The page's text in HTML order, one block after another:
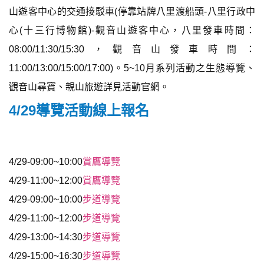
山遊客中心的交通接駁車(停靠站牌八里渡船頭-八里行政中
心(十三行博物館)-觀音山遊客中心，八里發車時間：
08:00/11:30/15:30，觀音山發車時間：
11:00/13:00/15:00/17:00)。5~10月系列活動之生態導覽、
觀音山尋寶、親山旅遊詳見活動官網。
4/29導覽活動線上報名
4/29-09:00~10:00賞鷹導覽
4/29-11:00~12:00賞鷹導覽
4/29-09:00~10:00步道導覽
4/29-11:00~12:00步道導覽
4/29-13:00~14:30步道導覽
4/29-15:00~16:30步道導覽